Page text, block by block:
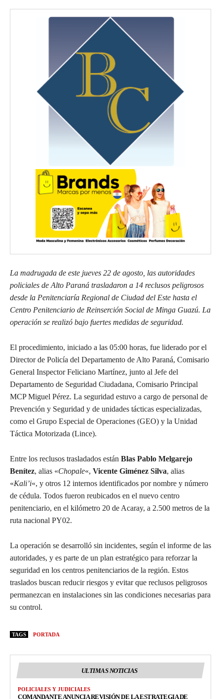
La madrugada de este jueves 22 de agosto, las autoridades
policiales de Alto Paraná trasladaron a 14 reclusos peligrosos
desde la Penitenciaría Regional de Ciudad del Este hasta el
Centro Penitenciario de Reinserción Social de Minga Guazú. La
operación se realizó bajo fuertes medidas de seguridad.
El procedimiento, iniciado a las 05:00 horas, fue liderado por el
Director de Policía del Departamento de Alto Paraná, Comisario
General Inspector Feliciano Martínez, junto al Jefe del
Departamento de Seguridad Ciudadana, Comisario Principal
MCP Miguel Pérez. La seguridad estuvo a cargo de personal de
Prevención y Seguridad y de unidades tácticas especializadas,
como el Grupo Especial de Operaciones (GEO) y la Unidad
Táctica Motorizada (Lince).
Entre los reclusos trasladados están Blas Pablo Melgarejo
Benítez, alias «Chopale«, Vicente Giménez Silva, alias
«Kali’i«, y otros 12 internos identificados por nombre y número
de cédula. Todos fueron reubicados en el nuevo centro
penitenciario, en el kilómetro 20 de Acaray, a 2.500 metros de la
ruta nacional PY02.
La operación se desarrolló sin incidentes, según el informe de las
autoridades, y es parte de un plan estratégico para reforzar la
seguridad en los centros penitenciarios de la región. Estos
traslados buscan reducir riesgos y evitar que reclusos peligrosos
permanezcan en instalaciones sin las condiciones necesarias para
su control.
TAGS PORTADA
ULTIMAS NOTICIAS
POLICIALES Y JUDICIALES
COMANDANTE ANUNCIA REVISIÓN DE LA ESTRATEGIA DE